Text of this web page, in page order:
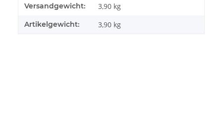
Produkteigenschaft
Wert
Versandgewicht: 3,90 kg
Artikelgewicht: 3,90 kg